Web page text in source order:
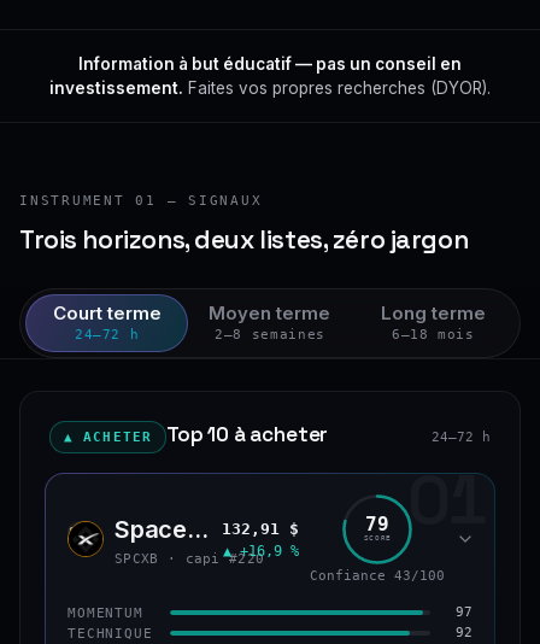
Information à but éducatif — pas un conseil en
investissement. Faites vos propres recherches (DYOR).
INSTRUMENT 01 — SIGNAUX
Trois horizons, deux listes, zéro jargon
Court terme
24–72 h
Moyen terme
2–8 semaines
Long terme
6–18 mois
▲ ACHETER Top 10 à acheter 24–72 h
01
SPCX SpaceX (bStocks Tokenized Stock)
SPCXB · capi #220
132,91 $
▲ +16,9 %
79
SCORE
Confiance 43/100
MOMENTUM 97
TECHNIQUE 92